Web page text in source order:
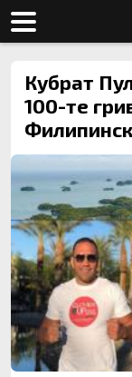
Кубрат
100-те